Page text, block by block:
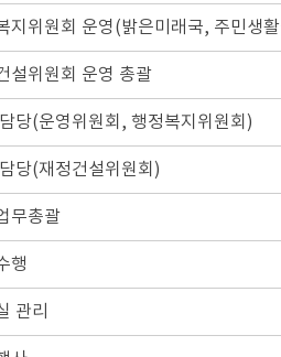
지위원회 운영(밝은미래국, 주민생
설위원회 운영 총괄
당(운영위원회, 행정복지위원회)
당(재정건설위원회)
무총괄
행
관리